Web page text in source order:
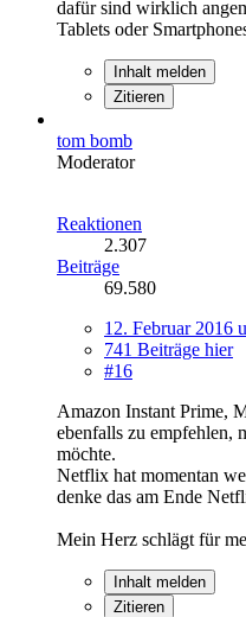
dafür sind wirklich
Tablets oder
Inhalt melden
Zitieren
tom bomb
Moderator
Reaktionen
2.307
Beiträge
69.580
12. Februar 2016
741 Beiträge hier
#16
Amazon Instant Prime,
ebenfalls zu empfehlen,
möchte.
Netflix hat momentan
denke das am Ende
Mein Herz schlägt für
Inhalt melden
Zitieren